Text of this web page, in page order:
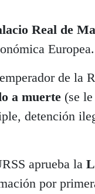
Real de
Europea.
de la
a muerte (se
detención
aprueba la
por